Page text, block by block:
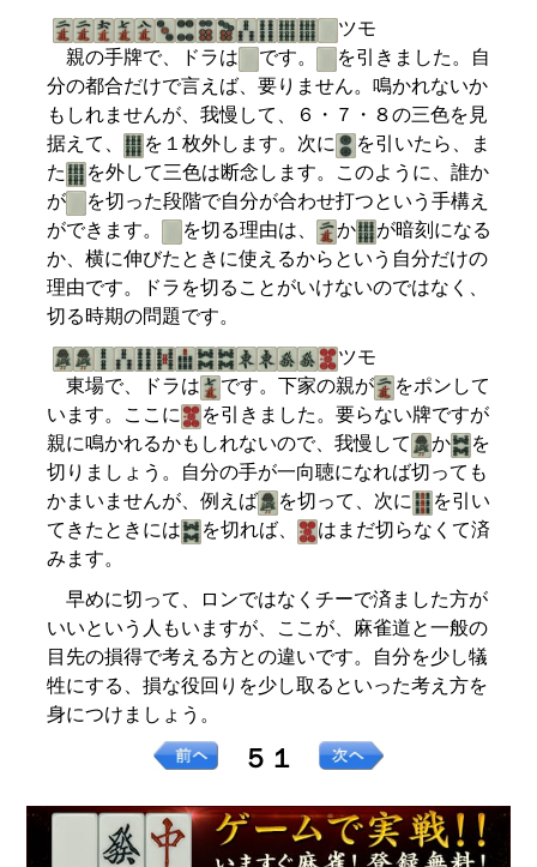
ツモ
親の手牌で、ドラは
です。
を引きました。自
分の都合だけで言えば、要りません。鳴かれないか
もしれませんが、我慢して、６・７・８の三色を見
据えて、
を１枚外します。次に
を引いたら、ま
た
を外して三色は断念します。このように、誰か
が
を切った段階で自分が合わせ打つという手構え
ができます。
を切る理由は、 か
が暗刻になる
か、横に伸びたときに使えるからという自分だけの
理由です。ドラを切ることがいけないのではなく、
切る時期の問題です。
ツモ
東場で、ドラは
です。下家の親が
をポンして
います。ここに
を引きました。要らない牌ですが
親に鳴かれるかもしれないので、我慢して
か
を
切りましょう。自分の手が一向聴になれば切っても
かまいませんが、例えば
を切って、次に
を引い
てきたときには
を切れば、
はまだ切らなくて済
みます。
早めに切って、ロンではなくチーで済ました方が
いいという人もいますが、ここが、麻雀道と一般の
目先の損得で考える方との違いです。自分を少し犠
牲にする、損な役回りを少し取るといった考え方を
身につけましょう。
５１